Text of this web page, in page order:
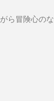
ら冒険心のな